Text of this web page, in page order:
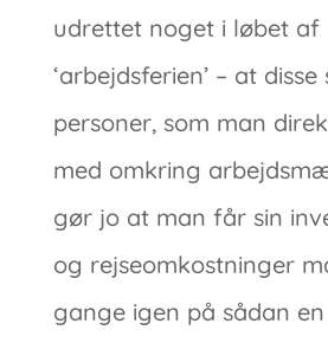
udrettet noget i løbet af
‘arbejdsferien’ – at
personer, som man
med omkring
gør jo at man får sin
og rejseomkostninger
gange igen på sådan